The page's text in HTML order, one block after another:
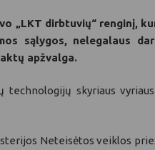
„LKT dirbtuvių“ renginį,
sąlygos, nelegalaus
apžvalga.
skyriaus
Neteisėtos veiklos